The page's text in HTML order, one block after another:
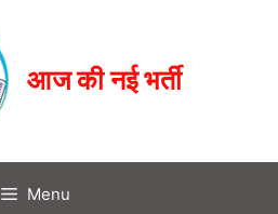
आज की नई भर्ती
Menu